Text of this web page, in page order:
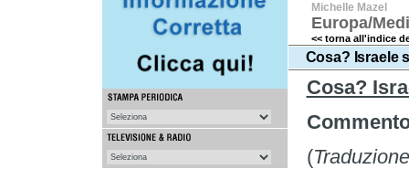
Michelle Mazel
Europa/
<< torna all'indice
Cosa? Israele
Cosa?
(